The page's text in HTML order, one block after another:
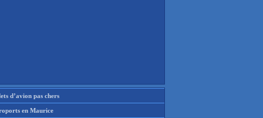
d’avion pas chers
en Maurice